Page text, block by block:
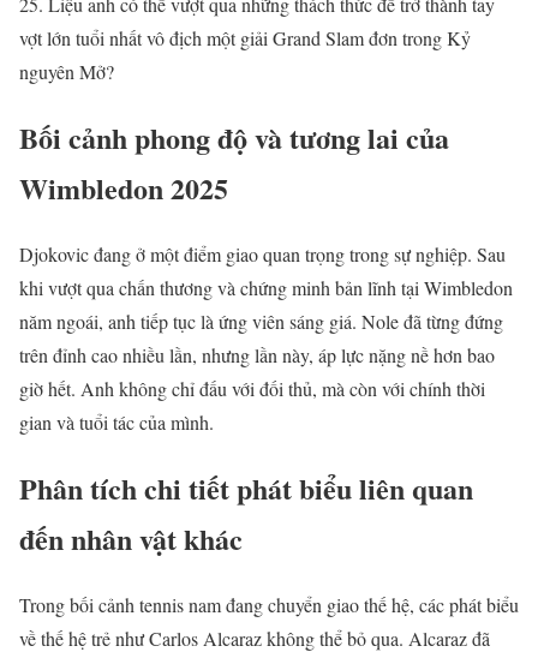
vợt lớn tuổi nhất vô địch một giải Grand Slam đơn trong Kỷ
nguyên Mở?
Bối cảnh phong độ và tương lai của
Wimbledon 2025
Djokovic đang ở một điểm giao quan trọng trong sự nghiệp. Sau
khi vượt qua chấn thương và chứng minh bản lĩnh tại Wimbledon
năm ngoái, anh tiếp tục là ứng viên sáng giá. Nole đã từng đứng
trên đỉnh cao nhiều lần, nhưng lần này, áp lực nặng nề hơn bao
giờ hết. Anh không chỉ đấu với đối thủ, mà còn với chính thời
gian và tuổi tác của mình.
Phân tích chi tiết phát biểu liên quan
đến nhân vật khác
Trong bối cảnh tennis nam đang chuyển giao thế hệ, các phát biểu
về thế hệ trẻ như Carlos Alcaraz không thể bỏ qua. Alcaraz đã